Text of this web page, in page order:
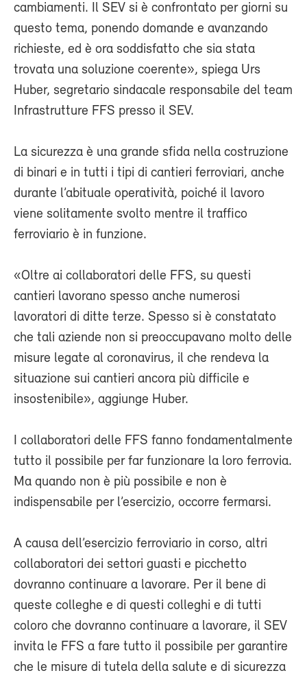
cambiamenti. Il SEV si è confrontato per giorni su
questo tema, ponendo domande e avanzando
richieste, ed è ora soddisfatto che sia stata
trovata una soluzione coerente», spiega Urs
Huber, segretario sindacale responsabile del team
Infrastrutture FFS presso il SEV.
La sicurezza è una grande sfida nella costruzione
di binari e in tutti i tipi di cantieri ferroviari, anche
durante l’abituale operatività, poiché il lavoro
viene solitamente svolto mentre il traffico
ferroviario è in funzione.
«Oltre ai collaboratori delle FFS, su questi
cantieri lavorano spesso anche numerosi
lavoratori di ditte terze. Spesso si è constatato
che tali aziende non si preoccupavano molto delle
misure legate al coronavirus, il che rendeva la
situazione sui cantieri ancora più difficile e
insostenibile», aggiunge Huber.
I collaboratori delle FFS fanno fondamentalmente
tutto il possibile per far funzionare la loro ferrovia.
Ma quando non è più possibile e non è
indispensabile per l’esercizio, occorre fermarsi.
A causa dell’esercizio ferroviario in corso, altri
collaboratori dei settori guasti e picchetto
dovranno continuare a lavorare. Per il bene di
queste colleghe e di questi colleghi e di tutti
coloro che dovranno continuare a lavorare, il SEV
invita le FFS a fare tutto il possibile per garantire
che le misure di tutela della salute e di sicurezza